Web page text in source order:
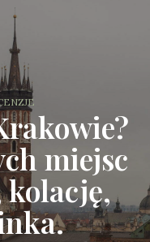
miejsc